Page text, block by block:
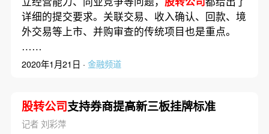
详细的提交要求。关联交易、收入确认、回款、境
外交易等上市、并购审查的传统项目也是重点。
……
2020年1月21日 · 金融频道
股转公司支持券商提高新三板挂牌标准
记者 刘彩萍